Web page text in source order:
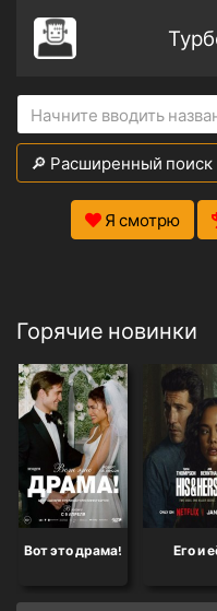
🔎 Расширенный поиск
Я смотрю
Горячие новинки
Вот это драма! Его и